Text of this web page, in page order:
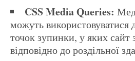
CSS Media Queries:
можуть використовуватися
точок зупинки, у яких сайт
відповідно до роздільної